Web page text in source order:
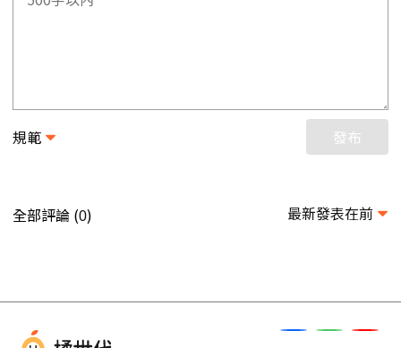
規範 發布
全部評論 (0) 最新發表在前